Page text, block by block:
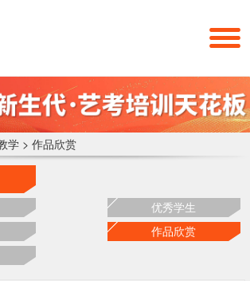
学 > 作品欣赏
优秀学生
作品欣赏